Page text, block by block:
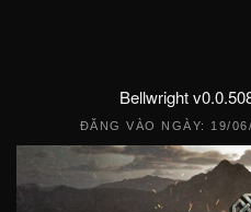
Bellwright
ĐĂNG VÀO NGÀY: 19/